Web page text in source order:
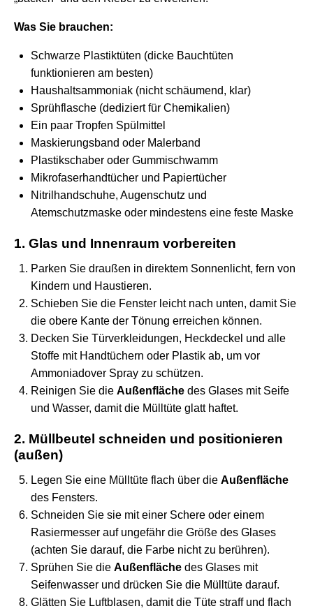
Was Sie brauchen:
Schwarze Plastiktüten (dicke Bauchtüten
funktionieren am besten)
Haushaltsammoniak (nicht schäumend, klar)
Sprühflasche (dediziert für Chemikalien)
Ein paar Tropfen Spülmittel
Maskierungsband oder Malerband
Plastikschaber oder Gummischwamm
Mikrofaserhandtücher und Papiertücher
Nitrilhandschuhe, Augenschutz und
Atemschutzmaske oder mindestens eine feste Maske
1. Glas und Innenraum vorbereiten
Parken Sie draußen in direktem Sonnenlicht, fern von
Kindern und Haustieren.
Schieben Sie die Fenster leicht nach unten, damit Sie
die obere Kante der Tönung erreichen können.
Decken Sie Türverkleidungen, Heckdeckel und alle
Stoffe mit Handtüchern oder Plastik ab, um vor
Ammoniadover Spray zu schützen.
Reinigen Sie die Außenfläche des Glases mit Seife
und Wasser, damit die Mülltüte glatt haftet.
2. Müllbeutel schneiden und positionieren
(außen)
Legen Sie eine Mülltüte flach über die Außenfläche
des Fensters.
Schneiden Sie sie mit einer Schere oder einem
Rasiermesser auf ungefähr die Größe des Glases
(achten Sie darauf, die Farbe nicht zu berühren).
Sprühen Sie die Außenfläche des Glases mit
Seifenwasser und drücken Sie die Mülltüte darauf.
Glätten Sie Luftblasen, damit die Tüte straff und flach